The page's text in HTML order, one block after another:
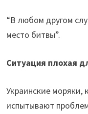
“В любом другом
место битвы”.
Ситуация плохая
Украинские моряки,
испытывают